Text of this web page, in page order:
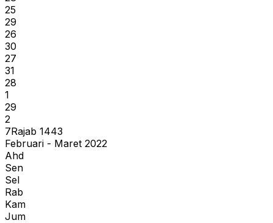
25
29
26
30
27
31
28
1
29
2
7Rajab 1443
Februari - Maret 2022
Ahd
Sen
Sel
Rab
Kam
Jum